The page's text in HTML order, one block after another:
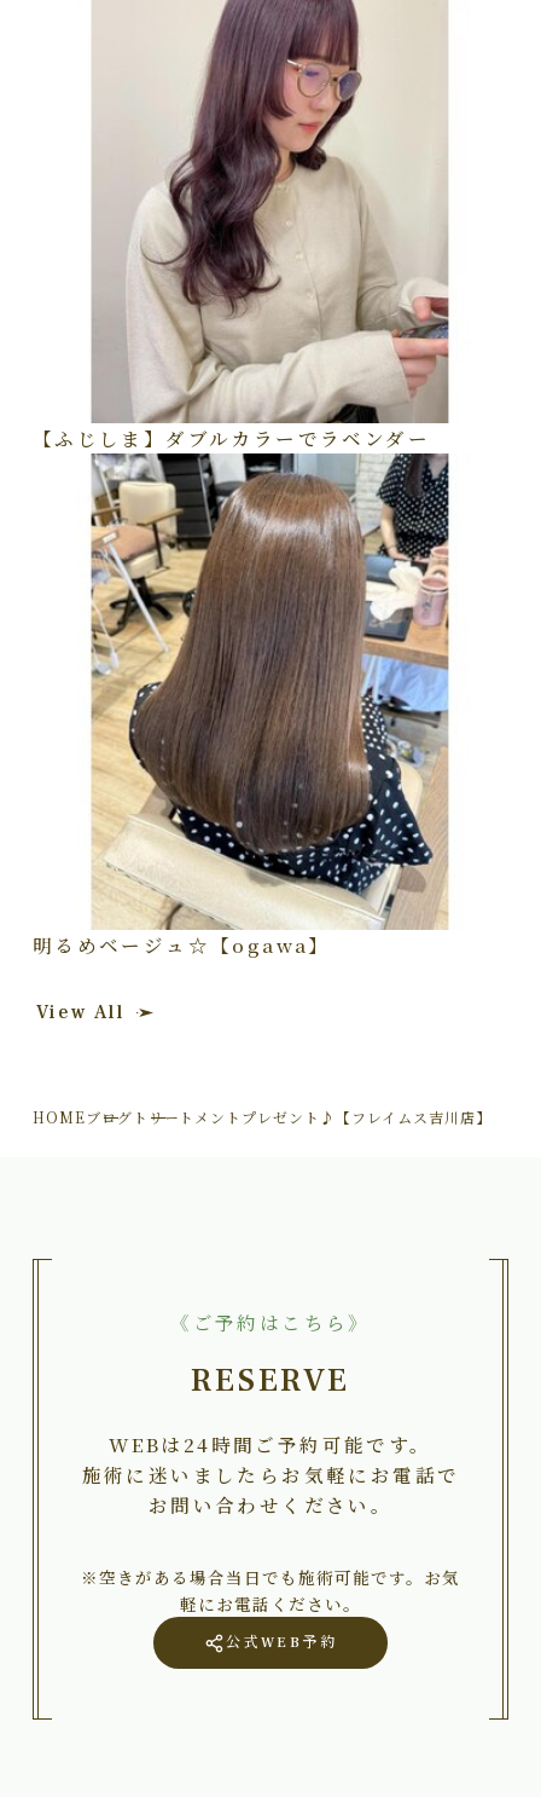
【ふじしま】ダブルカラーでラベンダー
明るめベージュ☆【ogawa】
View All
HOMEブログ トリートメントプレゼント♪【フレイムス吉川店】
《ご予約はこちら》
RESERVE
WEBは24時間ご予約可能です。
施術に迷いましたらお気軽にお電話で
お問い合わせください。
※空きがある場合当日でも施術可能です。お気
軽にお電話ください。
公式WEB予約